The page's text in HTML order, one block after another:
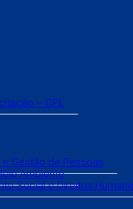
– CPL
Gestão de Pessoas
Ambiente
Social e Direitos